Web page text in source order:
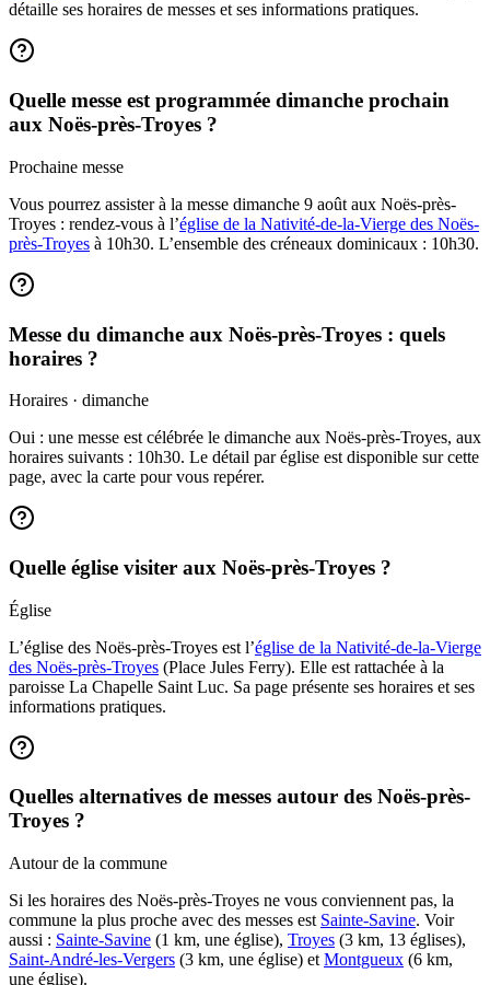
détaille ses horaires de messes et ses informations pratiques.
Quelle messe est programmée dimanche prochain
aux Noës-près-Troyes ?
Prochaine messe
Vous pourrez assister à la messe dimanche 9 août aux Noës-près-
Troyes : rendez-vous à l’église de la Nativité-de-la-Vierge des Noës-
près-Troyes à 10h30. L’ensemble des créneaux dominicaux : 10h30.
Messe du dimanche aux Noës-près-Troyes : quels
horaires ?
Horaires · dimanche
Oui : une messe est célébrée le dimanche aux Noës-près-Troyes, aux
horaires suivants : 10h30. Le détail par église est disponible sur cette
page, avec la carte pour vous repérer.
Quelle église visiter aux Noës-près-Troyes ?
Église
L’église des Noës-près-Troyes est l’église de la Nativité-de-la-Vierge
des Noës-près-Troyes (Place Jules Ferry). Elle est rattachée à la
paroisse La Chapelle Saint Luc. Sa page présente ses horaires et ses
informations pratiques.
Quelles alternatives de messes autour des Noës-près-
Troyes ?
Autour de la commune
Si les horaires des Noës-près-Troyes ne vous conviennent pas, la
commune la plus proche avec des messes est Sainte-Savine. Voir
aussi : Sainte-Savine (1 km, une église), Troyes (3 km, 13 églises),
Saint-André-les-Vergers (3 km, une église) et Montgueux (6 km,
une église).